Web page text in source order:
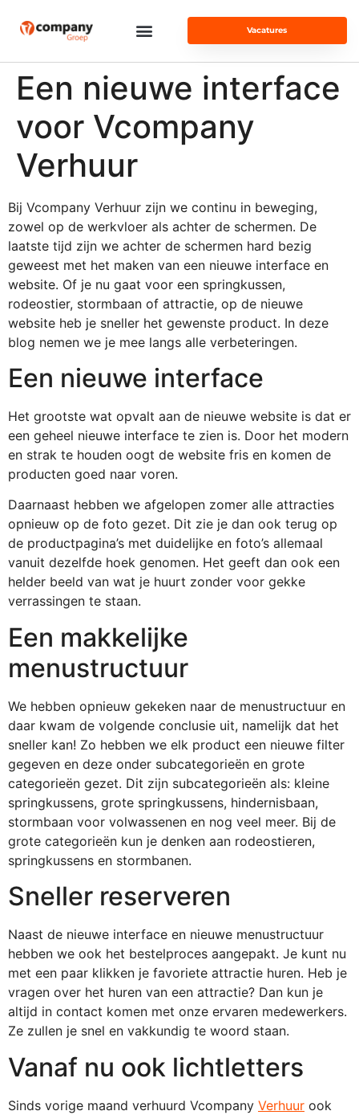
Vacatures
Een nieuwe interface
voor Vcompany
Verhuur
Bij Vcompany Verhuur zijn we continu in beweging,
zowel op de werkvloer als achter de schermen. De
laatste tijd zijn we achter de schermen hard bezig
geweest met het maken van een nieuwe interface en
website. Of je nu gaat voor een springkussen,
rodeostier, stormbaan of attractie, op de nieuwe
website heb je sneller het gewenste product. In deze
blog nemen we je mee langs alle verbeteringen.
Een nieuwe interface
Het grootste wat opvalt aan de nieuwe website is dat er
een geheel nieuwe interface te zien is. Door het modern
en strak te houden oogt de website fris en komen de
producten goed naar voren.
Daarnaast hebben we afgelopen zomer alle attracties
opnieuw op de foto gezet. Dit zie je dan ook terug op
de productpagina’s met duidelijke en foto’s allemaal
vanuit dezelfde hoek genomen. Het geeft dan ook een
helder beeld van wat je huurt zonder voor gekke
verrassingen te staan.
Een makkelijke
menustructuur
We hebben opnieuw gekeken naar de menustructuur en
daar kwam de volgende conclusie uit, namelijk dat het
sneller kan! Zo hebben we elk product een nieuwe filter
gegeven en deze onder subcategorieën en grote
categorieën gezet. Dit zijn subcategorieën als: kleine
springkussens, grote springkussens, hindernisbaan,
stormbaan voor volwassenen en nog veel meer. Bij de
grote categorieën kun je denken aan rodeostieren,
springkussens en stormbanen.
Sneller reserveren
Naast de nieuwe interface en nieuwe menustructuur
hebben we ook het bestelproces aangepakt. Je kunt nu
met een paar klikken je favoriete attractie huren. Heb je
vragen over het huren van een attractie? Dan kun je
altijd in contact komen met onze ervaren medewerkers.
Ze zullen je snel en vakkundig te woord staan.
Vanaf nu ook lichtletters
Sinds vorige maand verhuurd Vcompany Verhuur ook